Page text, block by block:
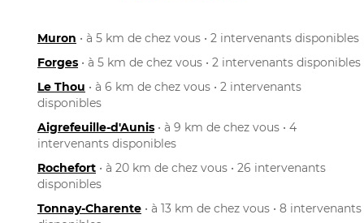
Muron • à 5 km de chez vous • 2 intervenants disponibles
Forges • à 5 km de chez vous • 2 intervenants disponibles
Le Thou • à 6 km de chez vous • 2 intervenants
disponibles
Aigrefeuille-d'Aunis • à 9 km de chez vous • 4
intervenants disponibles
Rochefort • à 20 km de chez vous • 26 intervenants
disponibles
Tonnay-Charente • à 13 km de chez vous • 8 intervenants